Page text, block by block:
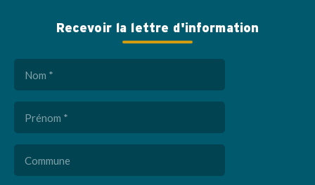
Recevoir la lettre d'information
Nom
(Nécessaire)
Prénom
(Nécessaire)
Commune